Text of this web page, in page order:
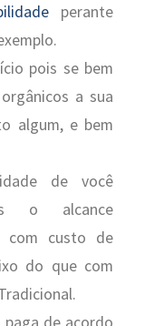
perante
pois se bem
a sua
algum, e bem
de você
o alcance
com custo de
do que com